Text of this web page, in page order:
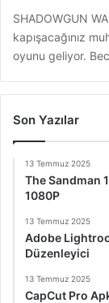
SHADOWGUN
kapışacağınız
oyunu geliyor.
Son Yazılar
13 Temmuz 2025
The Sandman
1080P
13 Temmuz 2025
Adobe
Düzenleyici
13 Temmuz 2025
CapCut Pro